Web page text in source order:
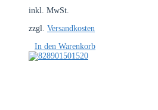
inkl. MwSt.
zzgl. Versandkosten
In den Warenkorb